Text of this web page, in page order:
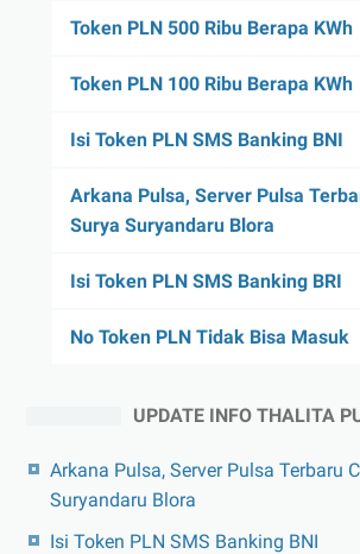
Token PLN 500 Ribu Berapa KWh
Token PLN 100 Ribu Berapa KWh
Isi Token PLN SMS Banking BNI
Arkana Pulsa, Server Pulsa
Surya Suryandaru Blora
Isi Token PLN SMS Banking BRI
No Token PLN Tidak Bisa Masuk
UPDATE INFO THALITA
Arkana Pulsa, Server Pulsa Terbaru
Suryandaru Blora
Isi Token PLN SMS Banking BNI